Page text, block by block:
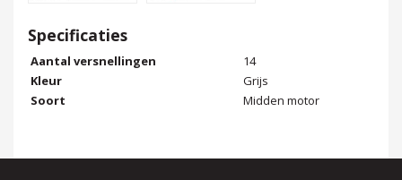
Specificaties
Aantal versnellingen
14
Kleur
Grijs
Soort
Midden motor